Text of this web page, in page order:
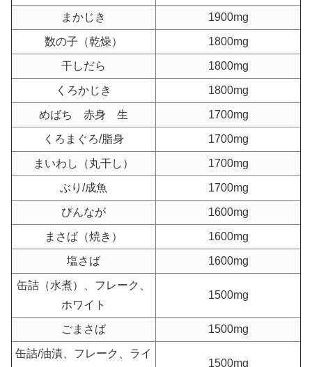
まかじき 1900mg
数の子（乾燥） 1800mg
干しだら 1800mg
くろかじき 1800mg
めばち 赤身 生 1700mg
くろまぐろ/脂身 1700mg
まいわし（丸干し） 1700mg
ぶり/成魚 1700mg
びんなが 1600mg
まさば（焼き） 1600mg
塩さば 1600mg
缶詰（水煮）、フレーク、
ホワイト
1500mg
ごまさば 1500mg
缶詰/油漬、フレーク、ライ
1500mg